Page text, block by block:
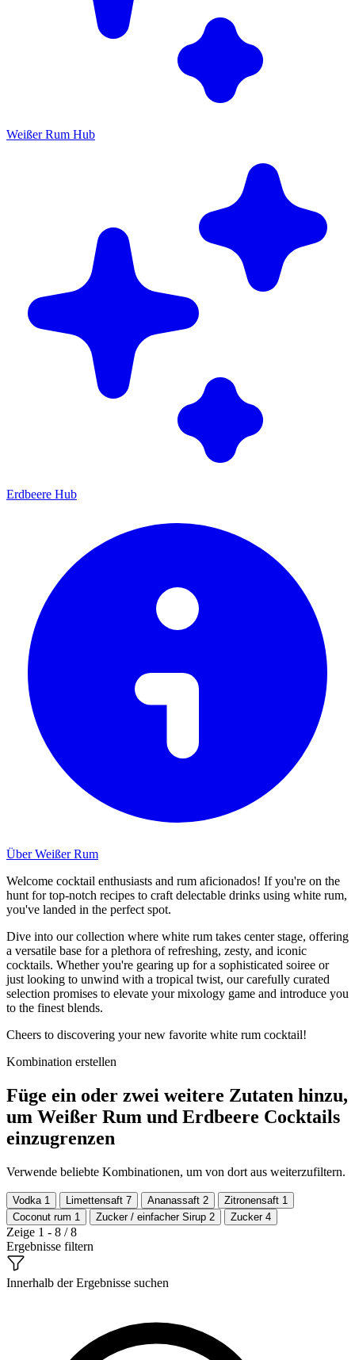
Weißer Rum Hub
Erdbeere Hub
Über Weißer Rum
Welcome cocktail enthusiasts and rum aficionados! If you're on the
hunt for top-notch recipes to craft delectable drinks using white rum,
you've landed in the perfect spot.
Dive into our collection where white rum takes center stage, offering
a versatile base for a plethora of refreshing, zesty, and iconic
cocktails. Whether you're gearing up for a sophisticated soiree or
just looking to unwind with a tropical twist, our carefully curated
selection promises to elevate your mixology game and introduce you
to the finest blends.
Cheers to discovering your new favorite white rum cocktail!
Kombination erstellen
Füge ein oder zwei weitere Zutaten hinzu,
um Weißer Rum und Erdbeere Cocktails
einzugrenzen
Verwende beliebte Kombinationen, um von dort aus weiterzufiltern.
Vodka 1 Limettensaft 7 Ananassaft 2 Zitronensaft 1
Coconut rum 1 Zucker / einfacher Sirup 2 Zucker 4
Zeige 1 - 8 / 8
Ergebnisse filtern
Innerhalb der Ergebnisse suchen